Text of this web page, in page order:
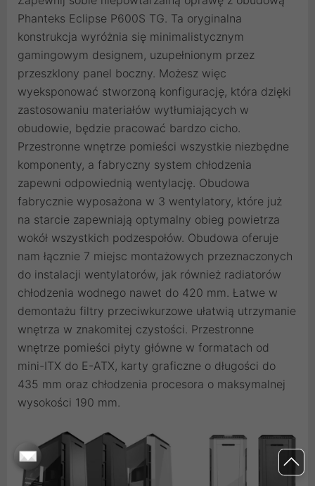
Phanteks Eclipse P600S TG. Ta oryginalna
konstrukcja wyróżnia się minimalistycznym
gamingowym designem, uzupełnionym przez
przeszklony panel boczny. Możesz więc
wyeksponować stworzoną konfigurację, która dzięki
zastosowaniu materiałów wytłumiających w
obudowie, będzie pracować bardzo cicho.
Przestronne wnętrze pomieści wszystkie niezbędne
komponenty, a fabryczny system chłodzenia
zapewni odpowiednią wentylację. Obudowa
fabrycznie wyposażona w 3 wentylatory, które już
na starcie zapewniają optymalny obieg powietrza
wokół wszystkich podzespołów. Obudowa oferuje
nam łącznie 7 miejsc montażowych przeznaczonych
do instalacji wentylatorów, jak również radiatorów
chłodzenia wodnego nawet do 420 mm. Łatwe w
demontażu filtry przeciwkurzowe ułatwią utrzymanie
wnętrza w znakomitej czystości. Przestronne
wnętrze pomieści płyty główne w formatach od
mini-ITX do E-ATX, karty graficzne o długości do
435 mm oraz chłodzenia procesora o maksymalnej
wysokości 190 mm.